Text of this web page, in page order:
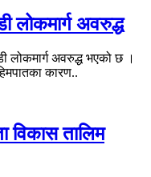
लोकमार्ग अवरुद्ध
लोकमार्ग अवरुद्ध भएको छ ।
कारण..
विकास तालिम